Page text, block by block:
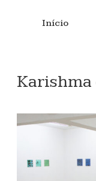
Início
Karishma